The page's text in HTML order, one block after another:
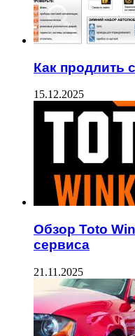
Как продлить
15.12.2025
Обзор Toto
сервиса
21.11.2025